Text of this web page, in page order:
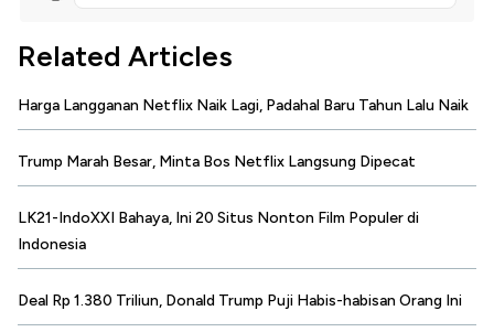
Related Articles
Harga Langganan Netflix Naik Lagi, Padahal Baru Tahun Lalu Naik
Trump Marah Besar, Minta Bos Netflix Langsung Dipecat
LK21-IndoXXI Bahaya, Ini 20 Situs Nonton Film Populer di
Indonesia
Deal Rp 1.380 Triliun, Donald Trump Puji Habis-habisan Orang Ini